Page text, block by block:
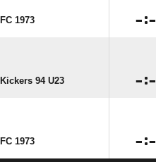
1973 :
94 U23 :
1973 :